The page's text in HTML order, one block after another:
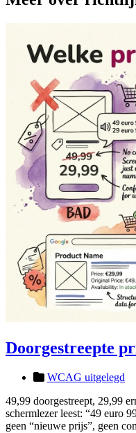
Doorgestreepte
WCAG uitgelegd
49,99 doorgestreept, 29,99
schermlezer leest: “49 euro
geen “nieuwe prijs”, geen